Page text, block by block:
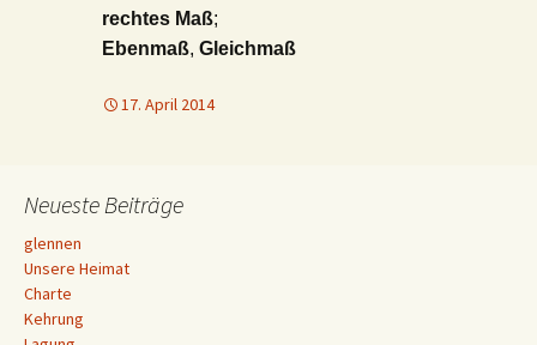
rechtes Maß;
Ebenmaß, Gleichmaß
17. April 2014
Neueste Beiträge
glennen
Unsere Heimat
Charte
Kehrung